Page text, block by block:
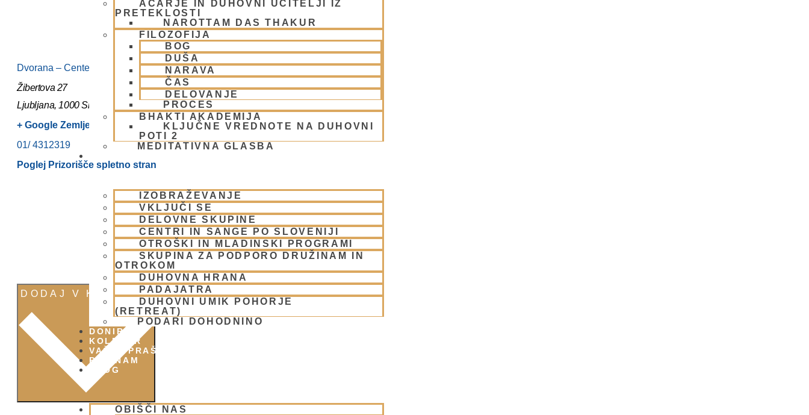
AČARJE IN DUHOVNI UČITELJI IZ
PRETEKLOSTI
NAROTTAM DAS THAKUR
FILOZOFIJA
BOG
DUŠA
NARAVA
ČAS
DELOVANJE
PROCES
BHAKTI AKADEMIJA
KLJUČNE VREDNOTE NA DUHOVNI
POTI 2
MEDITATIVNA GLASBA
IZOBRAŽEVANJE
VKLJUČI SE
DELOVNE SKUPINE
CENTRI IN SANGE PO SLOVENIJI
OTROŠKI IN MLADINSKI PROGRAMI
SKUPINA ZA PODPORO DRUŽINAM IN
OTROKOM
DUHOVNA HRANA
PADAJATRA
DUHOVNI UMIK POHORJE
(RETREAT)
PODARI DOHODNINO
DONIRAJ
KOLEDAR
VAŠA VPRAŠANJA
PIŠI NAM
BLOG
OBIŠČI NAS
Dvorana – Center Hare Krišna v Ljubljani
Žibertova 27
Ljubljana, 1000 Slovenia
+ Google Zemljevidi
01/ 4312319
Poglej Prizorišče spletno stran
DODAJ V KOLEDAR